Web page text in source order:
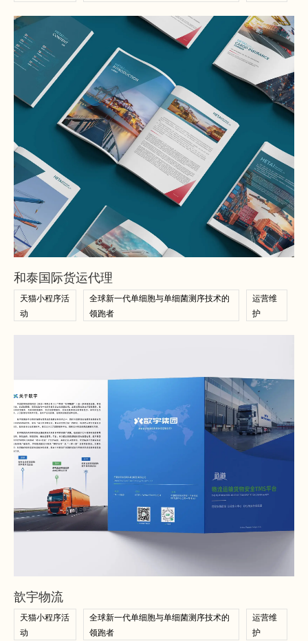
查看案例
查看案例
和泰国际货运代理
天猫小程序活
动
全球新一代单细胞与单细菌测序技术的
领跑者
运营维
护
查看案例
查看案例
歆宇物流
天猫小程序活
动
全球新一代单细胞与单细菌测序技术的
领跑者
运营维
护